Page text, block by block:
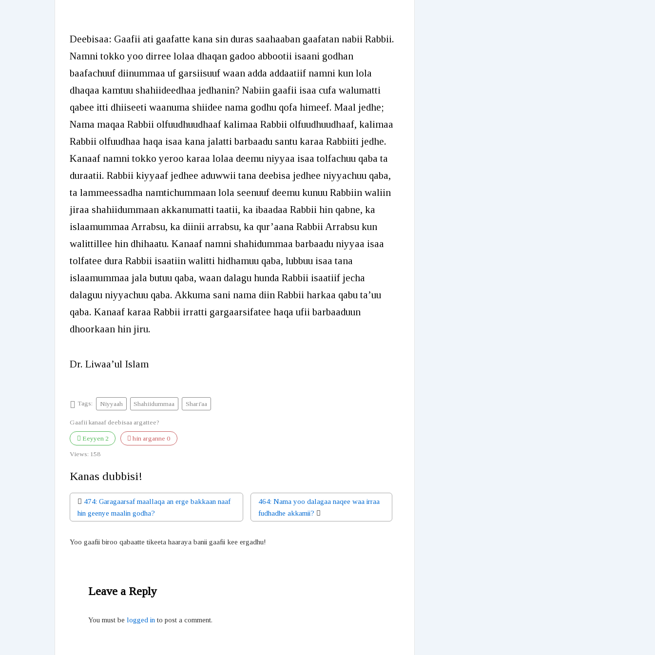
decrease
Deebisaa: Gaafii ati gaafatte kana sin duras saahaaban gaafatan nabii Rabbii.
Namni tokko yoo dirree lolaa dhaqan gadoo abbootii isaani godhan
baafachuuf diinummaa uf garsiisuuf waan adda addaatiif namni kun lola
dhaqaa kamtuu shahiideedhaa jedhanin? Nabiin gaafii isaa cufa walumatti
qabee itti dhiiseeti waanuma shiidee nama godhu qofa himeef. Maal jedhe;
Nama maqaa Rabbii olfuudhuudhaaf kalimaa Rabbii olfuudhuudhaaf, kalimaa
Rabbii olfuudhaa haqa isaa kana jalatti barbaadu santu karaa Rabbiiti jedhe.
Kanaaf namni tokko yeroo karaa lolaa deemu niyyaa isaa tolfachuu qaba ta
duraatii. Rabbii kiyyaaf jedhee aduwwii tana deebisa jedhee niyyachuu qaba,
ta lammeessadha namtichummaan lola seenuuf deemu kunuu Rabbiin waliin
jiraa shahiidummaan akkanumatti taatii, ka ibaadaa Rabbii hin qabne, ka
islaamummaa Arrabsu, ka diinii arrabsu, ka qur’aana Rabbii Arrabsu kun
walittillee hin dhihaatu. Kanaaf namni shahidummaa barbaadu niyyaa isaa
tolfatee dura Rabbii isaatiin walitti hidhamuu qaba, lubbuu isaa tana
islaamummaa jala butuu qaba, waan dalagu hunda Rabbii isaatiif jecha
dalaguu niyyachuu qaba. Akkuma sani nama diin Rabbii harkaa qabu ta’uu
qaba. Kanaaf karaa Rabbii irratti gargaarsifatee haqa ufii barbaaduun
dhoorkaan hin jiru.
Dr. Liwaa’ul Islam
Tags: Niyyaah Shahiidummaa Shari'aa
Gaafii kanaaf deebisaa argattee?
Eeyyen 2 hin arganne 0
Views: 158
Kanas dubbisi!
474: Garagaarsaf maallaqa an erge bakkaan naaf
hin geenye maalin godha?
464: Nama yoo dalagaa naqee waa irraa
fudhadhe akkamii?
Yoo gaafii biroo qabaatte tikeeta haaraya banii gaafii kee ergadhu!
Leave a Reply
You must be logged in to post a comment.